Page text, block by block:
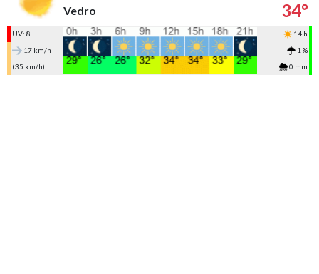
Vedro
34°
UV: 8
14 h
17 km/h
1 %
(35 km/h)
0 mm